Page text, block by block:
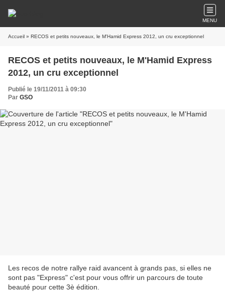
MENU
Accueil » RECOS et petits nouveaux, le M'Hamid Express 2012, un cru exceptionnel
RECOS et petits nouveaux, le M'Hamid Express
2012, un cru exceptionnel
Publié le 19/11/2011 à 09:30
Par GSO
Les recos de notre rallye raid avancent à grands pas, si elles ne
sont pas "Express" c'est pour vous offrir un parcours de toute
beauté pour cette 3è édition.